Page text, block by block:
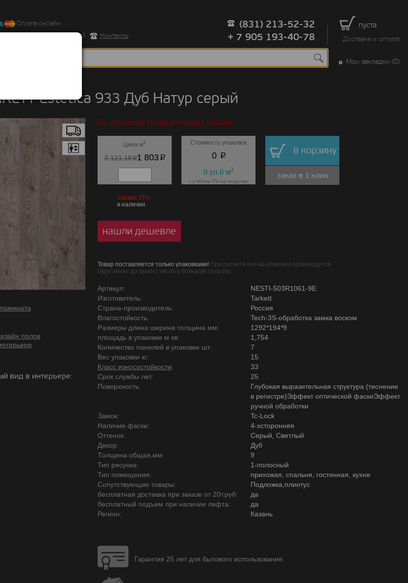
пуста
Доставка и оплата
Оплата онлайн
д.43 корпус 3
Контакты
(831) 213-52-32
+ 7 905 193-40-78
Мои закладки (0)
Estetica 933 Дуб Натур серый
полов
вид в интерьере:
Вы смотрите товар из города Казань.
Цена м2
2 121.18p1 803 p
Стоимость упаковок
0 p
0уп.0м2
с учётом 5% на подрезку
в корзину
заказ в 1 клик
Скидка 15%
в наличии
нашли дешевле
Товар поставляется только упаковками! При расчете кол-ва упаковок производится
округление до целого числа в большую сторону.
Артикул:
NESTI-503R1061-9E
Изготовитель:
Tarkett
Страна-производитель:
Россия
Влагостойкость:
Tech-3S-обработка замка воском
Размеры длина ширина толщина мм:
1292*194*9
площадь в упаковке м кв:
1,754
Количество панелей в упаковке шт:
7
Вес упаковки кг:
15
Класс износостойкости:
33
Срок службы лет:
25
Поверхность:
Глубокая выразительная структура (тиснение
в регистре)Эффект оптической фаскиЭффект
ручной обработки
Замок:
Tc-Lock
Наличие фаски:
4-хсторонняя
Оттенок:
Серый, Светлый
Декор:
Дуб
Толщина общая,мм:
9
Тип рисунка:
1-полосный
Тип помещения:
прихожая, спальня, гостинная, кухня
Сопутствующие товары:
Подложка,плинтус
бесплатная доставка при заказе от 20т.руб:
да
бесплатный подъем при наличии лифта:
да
Регион:
Казань
Гарантия 25 лет для бытового использования.